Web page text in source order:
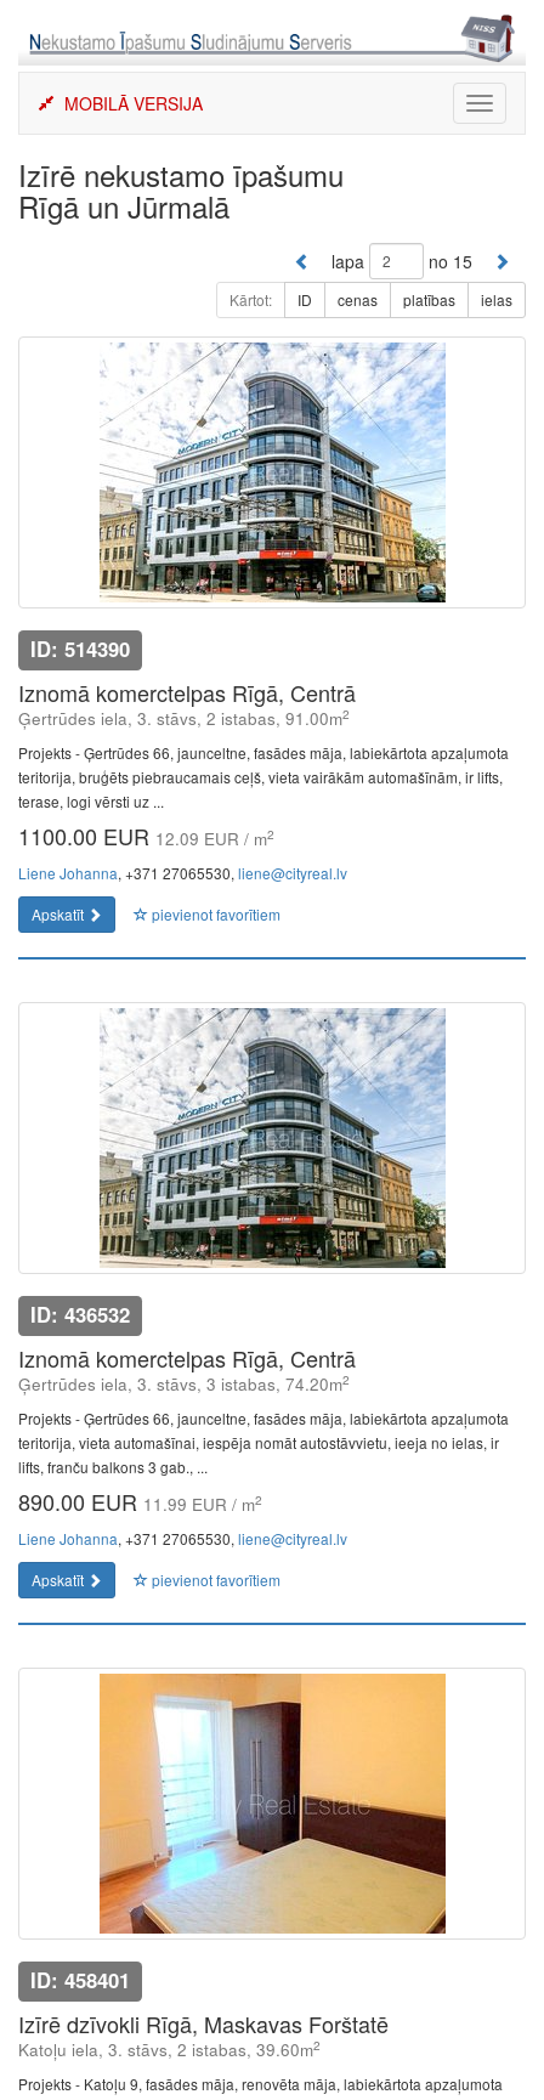
content
Toggle
MOBILĀ VERSIJA
Izīrē nekustamo īpašumu
Rīgā un Jūrmalā
lapa no 15
Kārtot: ID cenas platības ielas
ID: 514390
Iznomā komerctelpas Rīgā, Centrā
Ģertrūdes iela, 3. stāvs, 2 istabas, 91.00m2
Projekts - Ģertrūdes 66, jaunceltne, fasādes māja, labiekārtota apzaļumota
teritorija, bruģēts piebraucamais ceļš, vieta vairākām automašīnām, ir lifts,
terase, logi vērsti uz ...
1100.00 EUR 12.09 EUR / m2
Liene Johanna, +371 27065530, liene@cityreal.lv
Apskatīt
pievienot favorītiem
ID: 436532
Iznomā komerctelpas Rīgā, Centrā
Ģertrūdes iela, 3. stāvs, 3 istabas, 74.20m2
Projekts - Ģertrūdes 66, jaunceltne, fasādes māja, labiekārtota apzaļumota
teritorija, vieta automašīnai, iespēja nomāt autostāvvietu, ieeja no ielas, ir
lifts, franču balkons 3 gab., ...
890.00 EUR 11.99 EUR / m2
Liene Johanna, +371 27065530, liene@cityreal.lv
Apskatīt
pievienot favorītiem
ID: 458401
Izīrē dzīvokli Rīgā, Maskavas Forštatē
Katoļu iela, 3. stāvs, 2 istabas, 39.60m2
Projekts - Katoļu 9, fasādes māja, renovēta māja, labiekārtota apzaļumota